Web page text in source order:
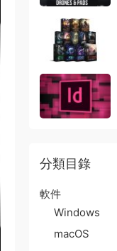
分類目錄
軟件
Windows
macOS